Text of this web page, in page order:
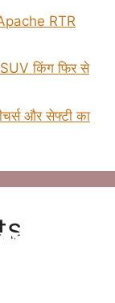
RTR
किंग फिर से
और सेफ्टी का
क्या बदला है
₹8.69